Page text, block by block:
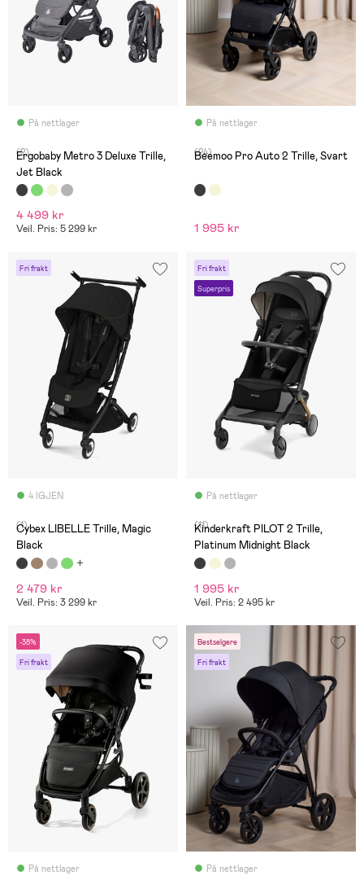
På nettlager
(2)
Ergobaby Metro 3 Deluxe Trille,
Jet Black
4 499 kr
Veil. Pris: 5 299 kr
På nettlager
(24)
Beemoo Pro Auto 2 Trille, Svart
1 995 kr
Fri frakt
4 IGJEN
(1)
Cybex LIBELLE Trille, Magic
Black
2 479 kr
Veil. Pris: 3 299 kr
Fri frakt
Superpris
På nettlager
(11)
Kinderkraft PILOT 2 Trille,
Platinum Midnight Black
1 995 kr
Veil. Pris: 2 495 kr
-38%
Fri frakt
På nettlager
Bestselgere
Fri frakt
På nettlager